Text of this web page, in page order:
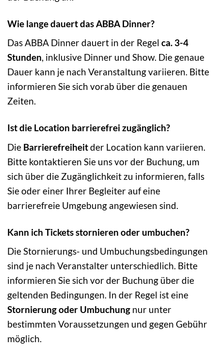
Wie lange dauert das ABBA Dinner?
Das ABBA Dinner dauert in der Regel ca. 3-4
Stunden, inklusive Dinner und Show. Die genaue
Dauer kann je nach Veranstaltung variieren. Bitte
informieren Sie sich vorab über die genauen
Zeiten.
Ist die Location barrierefrei zugänglich?
Die Barrierefreiheitder Location kann variieren.
Bitte kontaktieren Sie uns vor der Buchung, um
sich über die Zugänglichkeit zu informieren, falls
Sie oder einer Ihrer Begleiter auf eine
barrierefreie Umgebung angewiesen sind.
Kann ich Tickets stornieren oder umbuchen?
Die Stornierungs- und Umbuchungsbedingungen
sind je nach Veranstalter unterschiedlich. Bitte
informieren Sie sich vor der Buchung über die
geltenden Bedingungen. In der Regel ist eine
Stornierung oder Umbuchung nur unter
bestimmten Voraussetzungen und gegen Gebühr
möglich.